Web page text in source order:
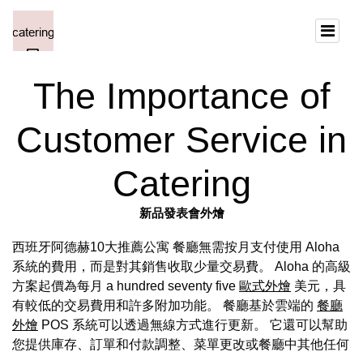
The Importance of
Customer Service in
Catering
新品發表會外燴
西班牙阿德赫10大推薦公寓 餐廳無需按月支付使用 Aloha
系統的費用，而是對其銷售收取少量交易費。 Aloha 的高級
方案起價為每月 a hundred seventy five 歐式外燴 美元，具
有較低的交易費用和許多附加功能。 餐廳基於雲端的 餐廳
外燴 POS 系統可以透過無線方式進行更新。 它還可以幫助
您提供庫存、訂單和付款調整、菜單更改或餐廳中其他任何